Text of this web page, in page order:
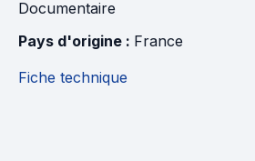
Documentaire
Pays d'origine : France
Fiche technique